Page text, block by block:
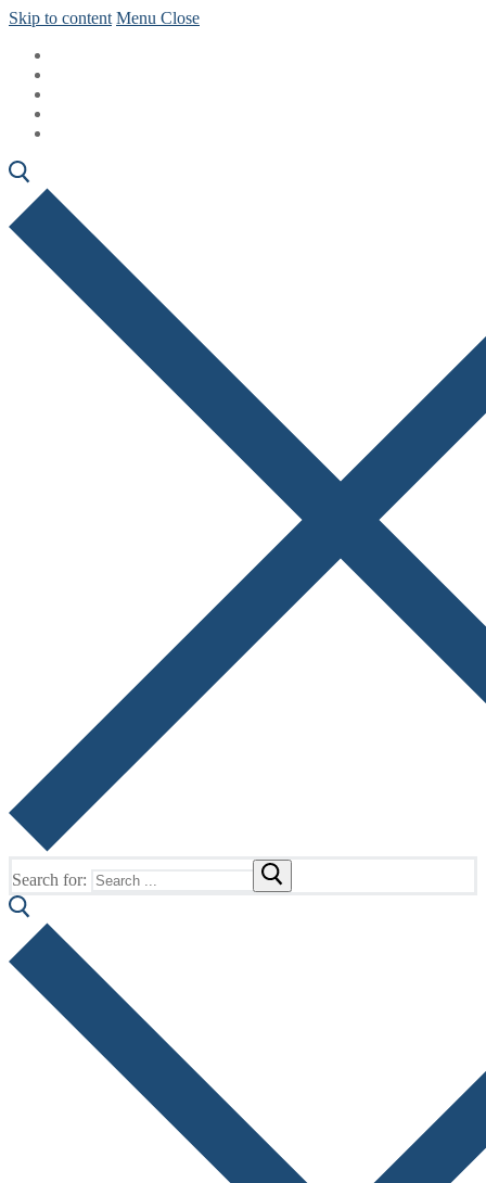
Skip to content Menu Close
Search for: